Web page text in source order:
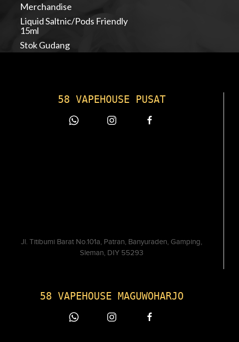
Merchandise
Liquid Saltnic/Pods Friendly
15ml
Stok Gudang
58 VAPEHOUSE PUSAT
Jl. Titibumi Barat No.101a, Patran, Banyuraden, Gamping,
Sleman, DIY 55293
58 VAPEHOUSE MAGUWOHARJO